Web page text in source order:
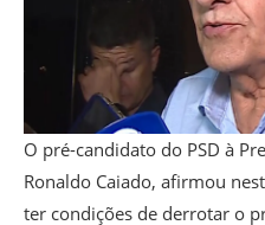
O pré-candidato do PSD à
Ronaldo Caiado, afirmou
ter condições de derrotar o